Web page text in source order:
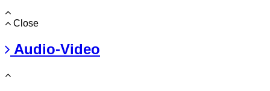
Close
Audio-Video